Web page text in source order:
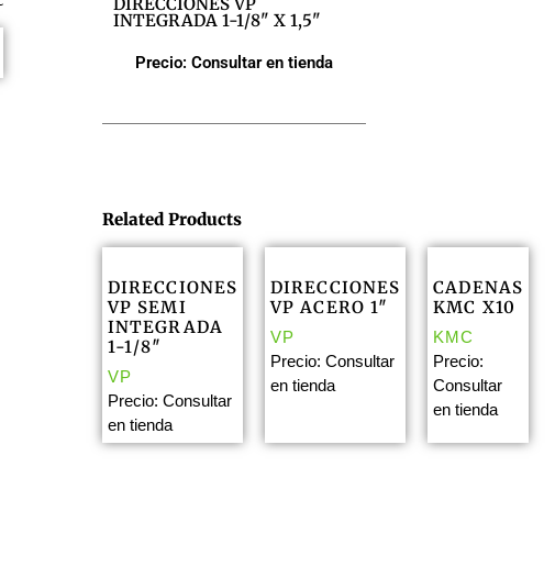
INTEGRADA 1-1/8" X 1,5"
Precio: Consultar en tienda
Related Products
DIRECCIONES
VP SEMI
INTEGRADA
1-1/8″
VP
Precio: Consultar
en tienda
DIRECCIONES
VP ACERO 1″
VP
Precio: Consultar
en tienda
CADENAS
KMC X10
KMC
Precio:
Consultar
en tienda